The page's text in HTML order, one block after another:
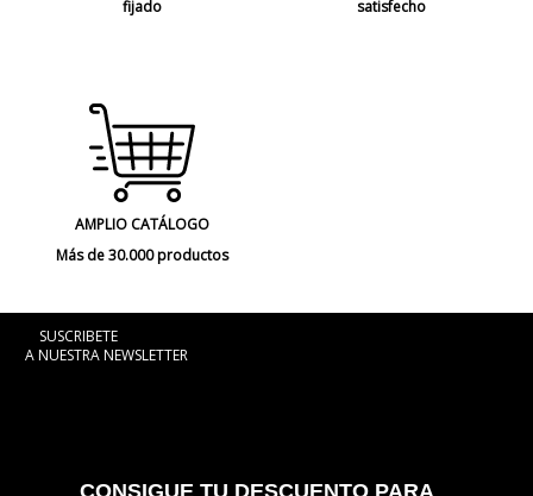
fijado
satisfecho
AMPLIO CATÁLOGO
Más de 30.000 productos
SUSCRIBETE
A NUESTRA NEWSLETTER